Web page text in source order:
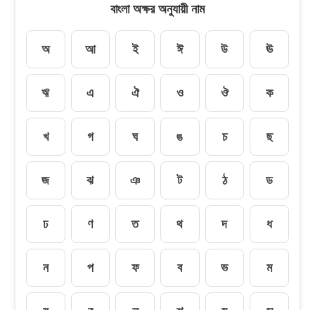
বাংলা অক্ষর অনুযায়ী নাম
অ আ ই ঈ উ ঊ
ঋ এ ঐ ও ঔ ক
খ গ ঘ ঙ চ ছ
জ ঝ ঞ ট ঠ ড
ঢ ণ ত থ দ ধ
ন প ফ ব ভ ম